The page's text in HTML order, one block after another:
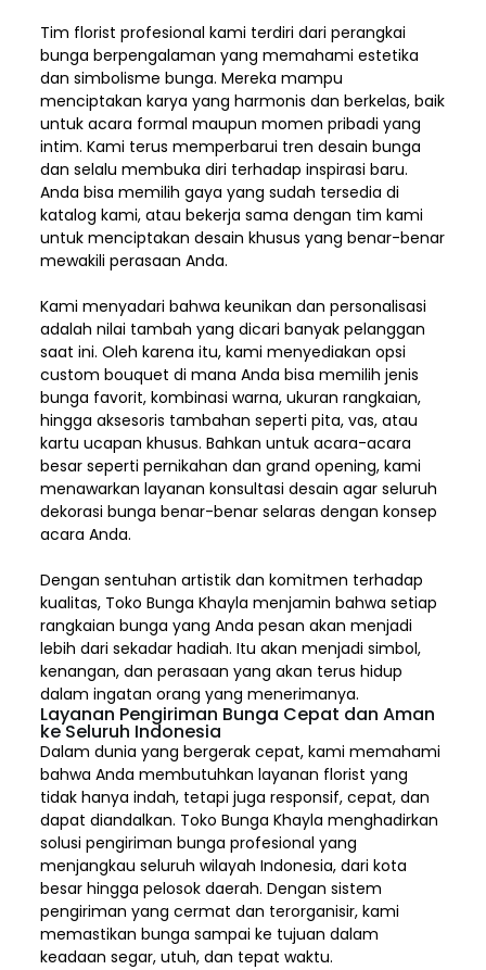
Tim florist profesional kami terdiri dari perangkai
bunga berpengalaman yang memahami estetika
dan simbolisme bunga. Mereka mampu
menciptakan karya yang harmonis dan berkelas, baik
untuk acara formal maupun momen pribadi yang
intim. Kami terus memperbarui tren desain bunga
dan selalu membuka diri terhadap inspirasi baru.
Anda bisa memilih gaya yang sudah tersedia di
katalog kami, atau bekerja sama dengan tim kami
untuk menciptakan desain khusus yang benar-benar
mewakili perasaan Anda.
Kami menyadari bahwa keunikan dan personalisasi
adalah nilai tambah yang dicari banyak pelanggan
saat ini. Oleh karena itu, kami menyediakan opsi
custom bouquet di mana Anda bisa memilih jenis
bunga favorit, kombinasi warna, ukuran rangkaian,
hingga aksesoris tambahan seperti pita, vas, atau
kartu ucapan khusus. Bahkan untuk acara-acara
besar seperti pernikahan dan grand opening, kami
menawarkan layanan konsultasi desain agar seluruh
dekorasi bunga benar-benar selaras dengan konsep
acara Anda.
Dengan sentuhan artistik dan komitmen terhadap
kualitas, Toko Bunga Khayla menjamin bahwa setiap
rangkaian bunga yang Anda pesan akan menjadi
lebih dari sekadar hadiah. Itu akan menjadi simbol,
kenangan, dan perasaan yang akan terus hidup
dalam ingatan orang yang menerimanya.
Layanan Pengiriman Bunga Cepat dan Aman
ke Seluruh Indonesia
Dalam dunia yang bergerak cepat, kami memahami
bahwa Anda membutuhkan layanan florist yang
tidak hanya indah, tetapi juga responsif, cepat, dan
dapat diandalkan. Toko Bunga Khayla menghadirkan
solusi pengiriman bunga profesional yang
menjangkau seluruh wilayah Indonesia,dari kota
besar hingga pelosok daerah. Dengan sistem
pengiriman yang cermat dan terorganisir, kami
memastikan bunga sampai ke tujuan dalam
keadaan segar, utuh, dan tepat waktu.